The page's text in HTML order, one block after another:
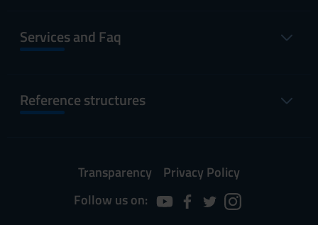
Services and Faq
Reference structures
Transparency
Privacy Policy
Follow us on: